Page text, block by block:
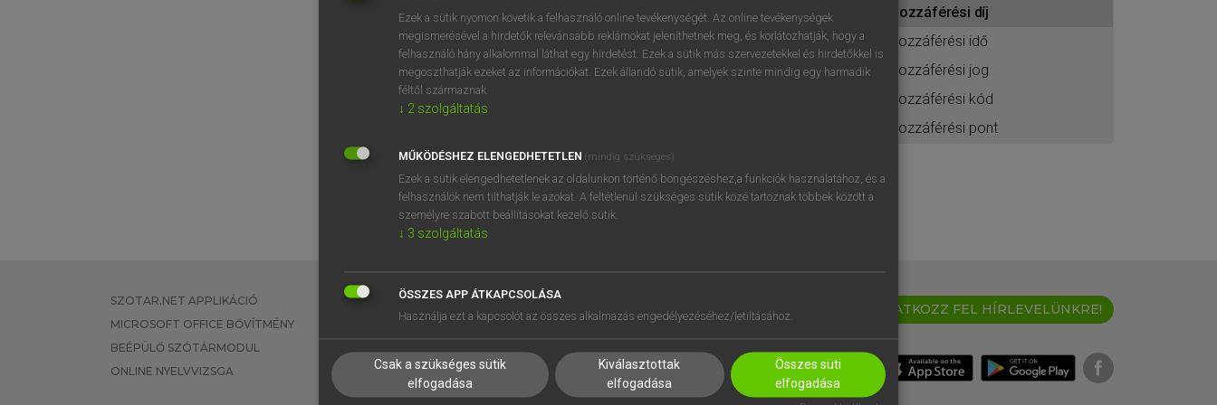
BELÉPÉS
próbaverziójának elindításához
regisztrálok ésbelépek.
REGISZTRÁCIÓ
hozzáférési díj
hozzáférési idő
hozzáférési jog
hozzáférési kód
hozzáférési pont
SZOTAR.NET APPLIKÁCIÓ
MICROSOFT OFFICE BŐVÍTMÉNY
BEÉPÜLŐ SZÓTÁRMODUL
ONLINE NYELVVIZSGA
EGYÉNI FELHASZNÁLÓKNAK
TANULÓKNAK
VÁLLALATI MEGOLDÁSOK
SÚGÓ
RÓLUNK
SÜTI BEÁLLÍTÁSOK
IRATKOZZ FEL HÍRLEVELÜNKRE!
Ezek a sütik nyomon követik a felhasználó online tevékenységét. Az online tevékenységek
megismerésével a hirdetők relevánsabb reklámokat jeleníthetnek meg, és korlátozhatják, hogy a
felhasználó hány alkalommal láthat egy hirdetést. Ezek a sütik más szervezetekkel és hirdetőkkel is
megoszthatják ezeket az információkat. Ezek állandó sütik, amelyek szinte mindig egy harmadik
féltől származnak.
↓ 2 szolgáltatás
MŰKÖDÉSHEZ ELENGEDHETETLEN (mindig szükséges)
Ezek a sütik elengedhetetlenek az oldalunkon történő böngészéshez,a funkciók használatához, és a
felhasználók nem tilthatják le azokat. A feltétlenül szükséges sütik közé tartoznak többek között a
személyre szabott beállításokat kezelő sütik.
↓ 3 szolgáltatás
ÖSSZES APP ÁTKAPCSOLÁSA
Használja ezt a kapcsolót az összes alkalmazás engedélyezéséhez/letiltásához.
Csak a szükséges sütik
elfogadása
Kiválasztottak
elfogadása
Összes süti
elfogadása